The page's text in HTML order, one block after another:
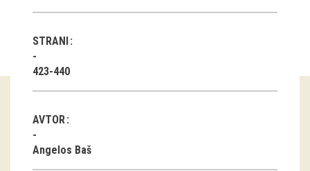
Gostovanja
E-razstave
Virtualni sprehodi
Razstavni projekti
Napovednik
Arhiv razstav
STRANI
423-440
AVTOR
Angelos Baš